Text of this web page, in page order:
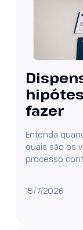
fazer
Entenda
quais são os
processo
15/7/2026